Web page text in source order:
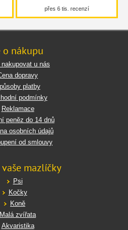
přes 6 tis. recenzí
o nákupu
nakupovat u nás
dopravy
platby
podmínky
Reklamace
peněz do 14 dnů
osobních údajů
od smlouvy
mazlíčky
Psi
Kočky
Koně
Malá zvířata
Akvaristika